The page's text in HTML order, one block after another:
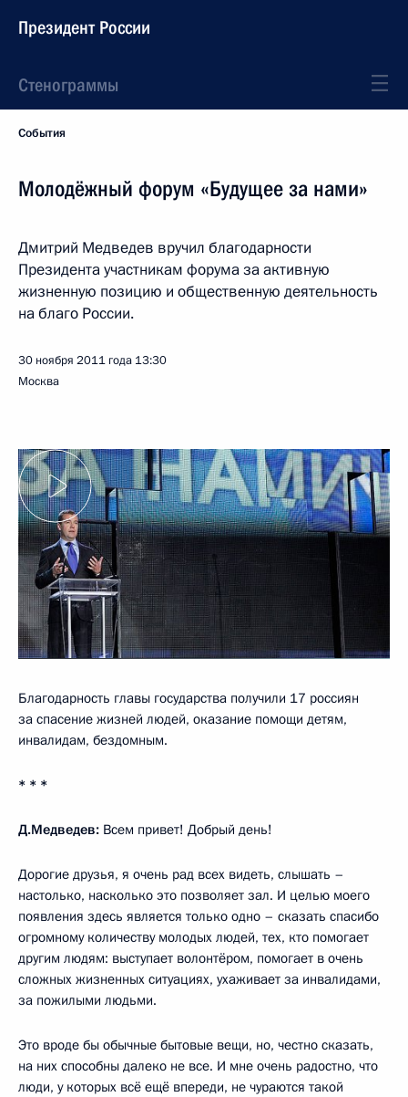
Президент России
Стенограммы
События
Молодёжный форум «Будущее за нами»
Дмитрий Медведев вручил благодарности
Президента участникам форума за активную
жизненную позицию и общественную деятельность
на благо России.
30 ноября 2011 года 13:30
Москва
Благодарность главы государства получили 17 россиян
за спасение жизней людей, оказание помощи детям,
инвалидам, бездомным.
* * *
Д.Медведев: Всем привет! Добрый день!
Дорогие друзья, я очень рад всех видеть, слышать –
настолько, насколько это позволяет зал. И целью моего
появления здесь является только одно – сказать спасибо
огромному количеству молодых людей, тех, кто помогает
другим людям: выступает волонтёром, помогает в очень
сложных жизненных ситуациях, ухаживает за инвалидами,
за пожилыми людьми.
Это вроде бы обычные бытовые вещи, но, честно сказать,
на них способны далеко не все. И мне очень радостно, что
люди, у которых всё ещё впереди, не чураются такой